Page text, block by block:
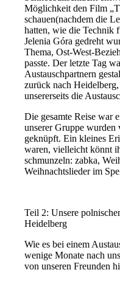
Möglichkeit den Film
schauen(nachdem die
hatten, wie die Technik
Jelenia Góra gedreht
Thema, Ost-West-
passte. Der letzte Tag
Austauschpartnern
zurück nach
unsererseits die
Die gesamte Reise war
unserer Gruppe wurden
geknüpft. Ein kleines
waren, vielleicht könnt
schmunzeln: zabka,
Weihnachtslieder im
Teil 2: Unsere
Heidelberg
Wie es bei einem
wenige Monate nach
von unseren Freunden